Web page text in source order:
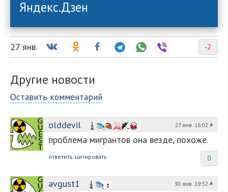
Яндекс.Дзен
-2
27 янв.
Другие новости
Оставить комментарий
olddevil 27 янв. 16:02 #
проблема мигрантов она везде, похоже.
0
ответить цитировать
avgust1 30 янв. 19:52 #